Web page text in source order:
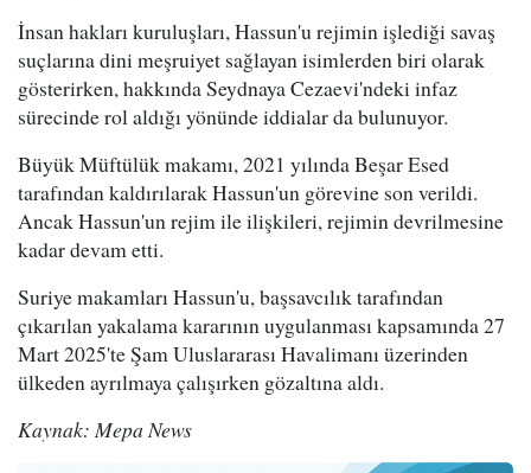
İnsan hakları kuruluşları, Hassun'u rejimin işlediği savaş
suçlarına dini meşruiyet sağlayan isimlerden biri olarak
gösterirken, hakkında Seydnaya Cezaevi'ndeki infaz
sürecinde rol aldığı yönünde iddialar da bulunuyor.
Büyük Müftülük makamı, 2021 yılında Beşar Esed
tarafından kaldırılarak Hassun'un görevine son verildi.
Ancak Hassun'un rejim ile ilişkileri, rejimin devrilmesine
kadar devam etti.
Suriye makamları Hassun'u, başsavcılık tarafından
çıkarılan yakalama kararının uygulanması kapsamında 27
Mart 2025'te Şam Uluslararası Havalimanı üzerinden
ülkeden ayrılmaya çalışırken gözaltına aldı.
Kaynak: Mepa News